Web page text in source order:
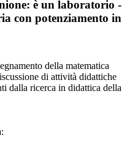
è un laboratorio -
con potenziamento in
della matematica
di attività didattiche
dalla ricerca in didattica della